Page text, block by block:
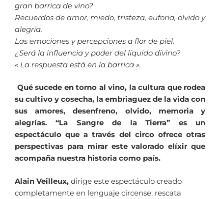
gran barrica de vino?
Recuerdos de amor, miedo, tristeza, euforia, olvido y
alegría.
Las emociones y percepciones a flor de piel.
¿Será la influencia y poder del líquido divino?
« La respuesta está en la barrica ».
Qué sucede en torno al vino, la cultura que rodea
su cultivo y cosecha, la embriaguez de la vida con
sus amores, desenfreno, olvido, memoria y
alegrías. “La Sangre de la Tierra” es un
espectáculo que a través del circo ofrece otras
perspectivas para mirar este valorado elíxir que
acompaña nuestra historia como país.
Alain Veilleux, dirige este espectáculo creado
completamente en lenguaje circense, rescata